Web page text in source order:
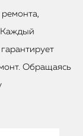
Каждый
Обращаясь